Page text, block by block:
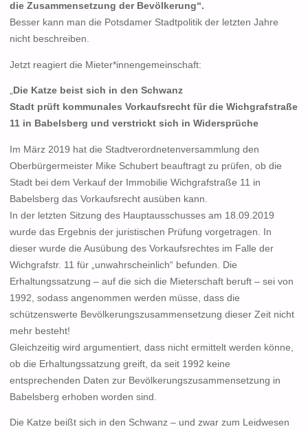
die Zusammensetzung der Bevölkerung“.
Besser kann man die Potsdamer Stadtpolitik der letzten Jahre
nicht beschreiben.
Jetzt reagiert die Mieter*innengemeinschaft:
„Die Katze beist sich in den Schwanz
Stadt prüft kommunales Vorkaufsrecht für die Wichgrafstraße
11 in Babelsberg und verstrickt sich in Widersprüche
Im März 2019 hat die Stadtverordnetenversammlung den
Oberbürgermeister Mike Schubert beauftragt zu prüfen, ob die
Stadt bei dem Verkauf der Immobilie Wichgrafstraße 11 in
Babelsberg das Vorkaufsrecht ausüben kann.
In der letzten Sitzung des Hauptausschusses am 18.09.2019
wurde das Ergebnis der juristischen Prüfung vorgetragen. In
dieser wurde die Ausübung des Vorkaufsrechtes im Falle der
Wichgrafstr. 11 für „unwahrscheinlich“ befunden. Die
Erhaltungssatzung – auf die sich die Mieterschaft beruft – sei von
1992, sodass angenommen werden müsse, dass die
schützenswerte Bevölkerungszusammensetzung dieser Zeit nicht
mehr besteht!
Gleichzeitig wird argumentiert, dass nicht ermittelt werden könne,
ob die Erhaltungssatzung greift, da seit 1992 keine
entsprechenden Daten zur Bevölkerungszusammensetzung in
Babelsberg erhoben worden sind.
Die Katze beißt sich in den Schwanz – und zwar zum Leidwesen